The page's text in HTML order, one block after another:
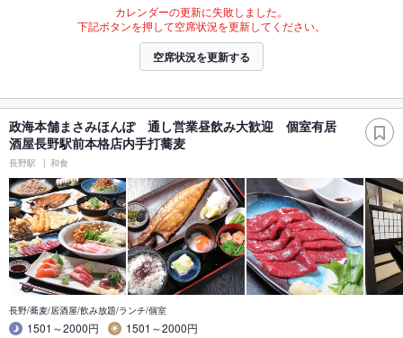
カレンダーの更新に失敗しました。
下記ボタンを押して空席状況を更新してください。
空席状況を更新する
政海本舗まさみほんぽ 通し営業昼飲み大歓迎 個室有居
酒屋長野駅前本格店内手打蕎麦
長野駅 和食
長野/蕎麦/居酒屋/飲み放題/ランチ/個室
1501～2000円
1501～2000円